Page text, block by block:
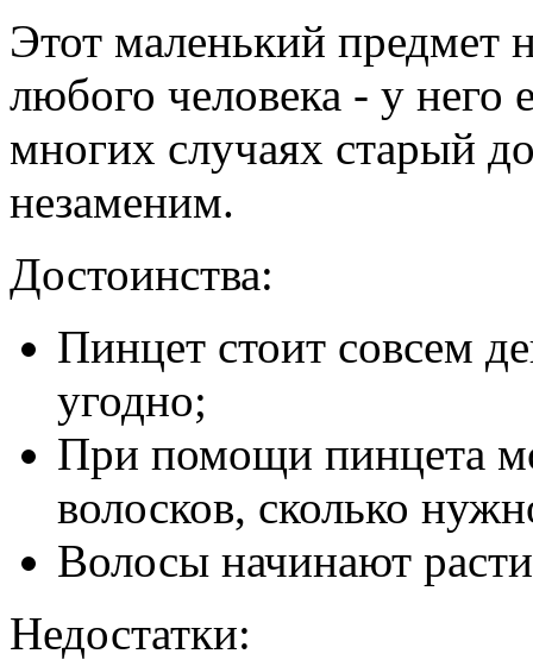
Этот маленький предмет
любого человека - у него
многих случаях старый
незаменим.
Достоинства:
Пинцет стоит совсем
угодно;
При помощи пинцета
волосков, сколько
Волосы начинают
Недостатки: